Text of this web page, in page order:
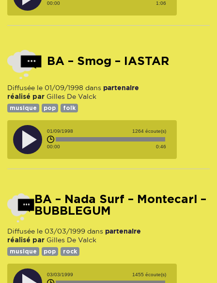
00:00 1:06
BA – Smog – IASTAR
Diffusée le 01/09/1998 dans partenaire
réalisé par Gilles De Valck
musique pop folk
01/09/1998 1264 écoute(s)
00:00 0:46
BA – Nada Surf – Montecarl –
BUBBLEGUM
Diffusée le 03/03/1999 dans partenaire
réalisé par Gilles De Valck
musique pop rock
03/03/1999 1455 écoute(s)